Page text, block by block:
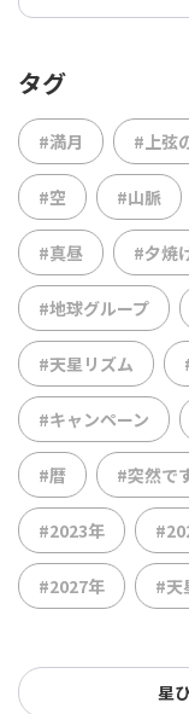
タグ
#満月 #上弦
#空 #山脈
#真昼 #夕焼
#地球グループ
#天星リズム
#キャンペーン
#暦 #突然で
#2023年
#2027年 #天
星